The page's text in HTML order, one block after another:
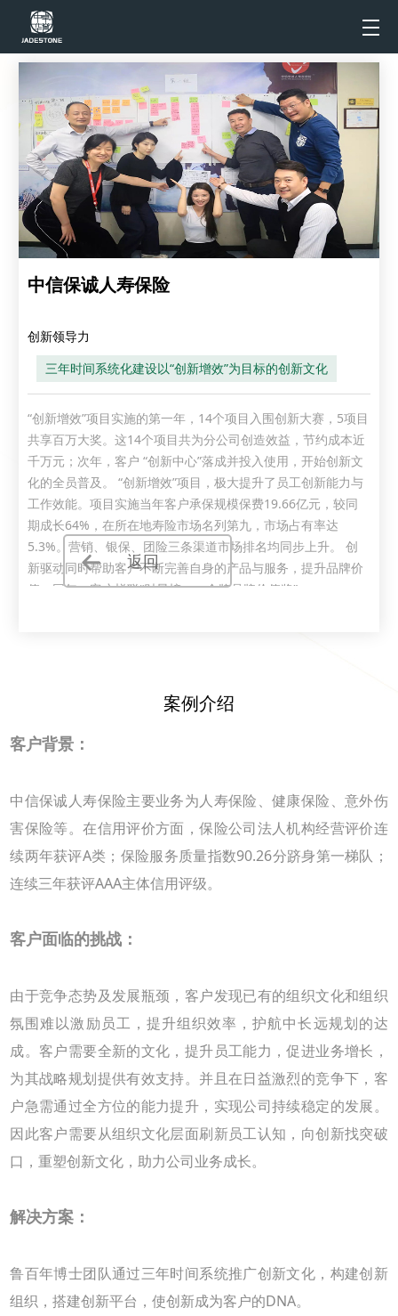
中信保诚人寿保险
创新领导力
三年时间系统化建设以“创新增效”为目标的创新文化
“创新增效”项目实施的第一年，14个项目入围创新大赛，5项目
共享百万大奖。这14个项目共为分公司创造效益，节约成本近
千万元；次年，客户 “创新中心”落成并投入使用，开始创新文
化的全员普及。 “创新增效”项目，极大提升了员工创新能力与
工作效能。项目实施当年客户承保规模保费19.66亿元，较同
期成长64%，在所在地寿险市场名列第九，市场占有率达
5.3%。营销、银保、团险三条渠道市场排名均同步上升。 创
新驱动同时帮助客户不断完善自身的产品与服务，提升品牌价
值。同年，客户蝉联“财星榜——金牌品牌价值奖”。
返回
案例介绍
客户背景：
中信保诚人寿保险主要业务为人寿保险、健康保险、意外伤
害保险等。在信用评价方面，保险公司法人机构经营评价连
续两年获评A类；保险服务质量指数90.26分跻身第一梯队；
连续三年获评AAA主体信用评级。
客户面临的挑战：
由于竞争态势及发展瓶颈，客户发现已有的组织文化和组织
氛围难以激励员工，提升组织效率，护航中长远规划的达
成。客户需要全新的文化，提升员工能力，促进业务增长，
为其战略规划提供有效支持。并且在日益激烈的竞争下，客
户急需通过全方位的能力提升，实现公司持续稳定的发展。
因此客户需要从组织文化层面刷新员工认知，向创新找突破
口，重塑创新文化，助力公司业务成长。
解决方案：
鲁百年博士团队通过三年时间系统推广创新文化，构建创新
组织，搭建创新平台，使创新成为客户的DNA。